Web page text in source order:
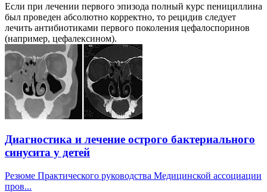
Если при лечении первого эпизода полный курс пенициллина
был проведен абсолютно корректно, то рецидив следует
лечить антибиотиками первого поколения цефалоспоринов
(например, цефалексином).
Диагностика и лечение острого бактериального
синусита у детей
Резюме Практического руководства Медицинской ассоциации
пров...